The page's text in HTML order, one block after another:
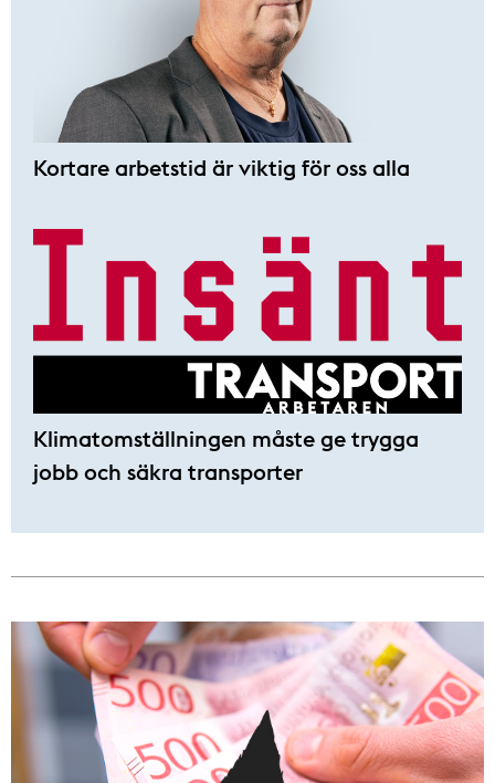
Kortare arbetstid är viktig för oss alla
Klimatomställningen måste ge trygga
jobb och säkra transporter